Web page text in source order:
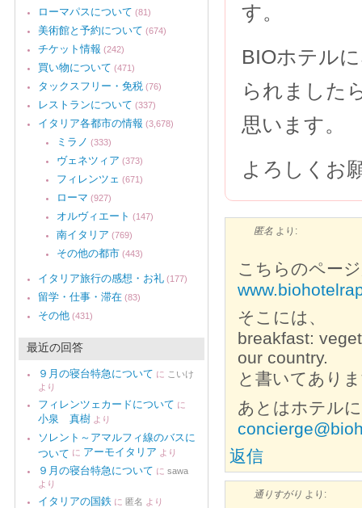
す。
BIOホテル
られました
思います。
よろしくお
匿名 より:
こちらのペー
そこには、
breakfast:
our country.
と書いてあり
あとはホテル
返信
通りすがり より:
ローマパスについて (81)
美術館と予約について (674)
チケット情報 (242)
買い物について (471)
タックスフリー・免税 (76)
レストランについて (337)
イタリア各都市の情報 (3,678)
ミラノ (333)
ヴェネツィア (373)
フィレンツェ (671)
ローマ (927)
オルヴィエート (147)
南イタリア (769)
その他の都市 (443)
イタリア旅行の感想・お礼 (177)
留学・仕事・滞在 (83)
その他 (431)
最近の回答
９月の寝台特急について に こいけ
より
フィレンツェカードについて に
小泉 真樹 より
ソレント～アマルフィ線のバスに
ついて に アーモイタリア より
９月の寝台特急について に sawa
より
イタリアの国鉄 に 匿名 より